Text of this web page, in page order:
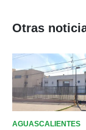
Otras
AGUASCALIENTES